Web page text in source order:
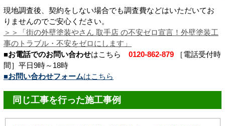
現地調査後、契約をしない場合でも調査費などはいただいてお
りませんのでご安心ください。
＞＞「街の外壁塗装やさん 取手店 の不安ゼロ宣言！ 外壁塗装工
事のトラブル・不安をゼロにします 」
■お電話でのお問い合わせはこちら 0120-862-879 ［電話受付時
間］平日9時～18時
■お問い合わせフォームはこちら
同じ工事を行った施工事例